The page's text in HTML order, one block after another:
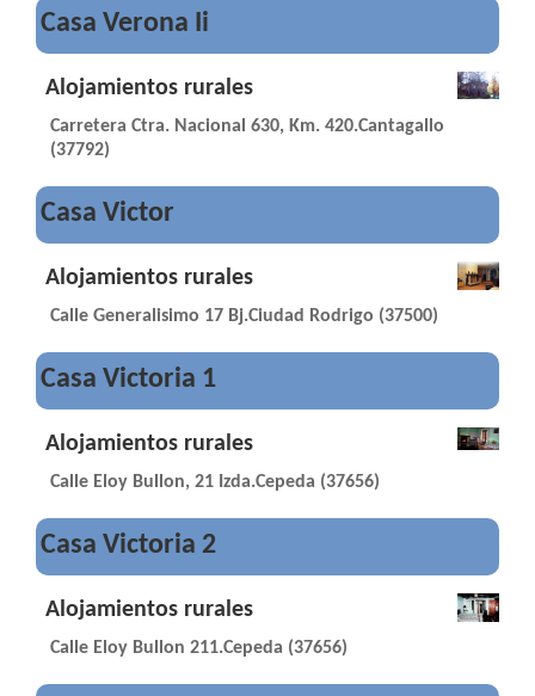
Casa Verona Ii
Alojamientos rurales
Carretera Ctra. Nacional 630, Km. 420.Cantagallo
(37792)
Casa Victor
Alojamientos rurales
Calle Generalisimo 17 Bj.Ciudad Rodrigo (37500)
Casa Victoria 1
Alojamientos rurales
Calle Eloy Bullon, 21 Izda.Cepeda (37656)
Casa Victoria 2
Alojamientos rurales
Calle Eloy Bullon 211.Cepeda (37656)